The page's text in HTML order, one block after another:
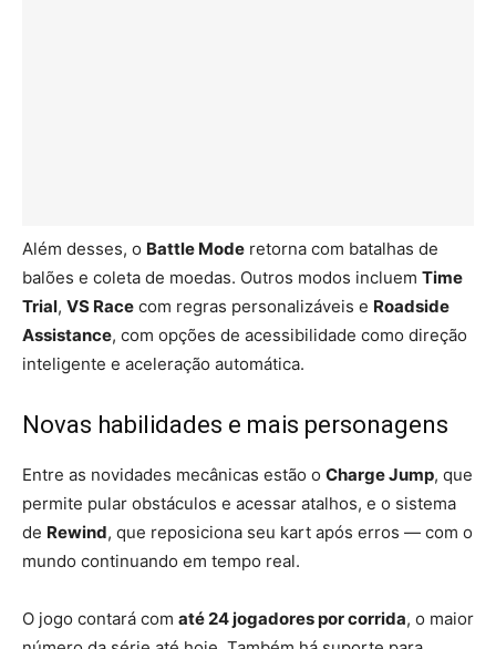
Além desses, o Battle Mode retorna com batalhas de
balões e coleta de moedas. Outros modos incluem Time
Trial, VS Race com regras personalizáveis e Roadside
Assistance, com opções de acessibilidade como direção
inteligente e aceleração automática.
Novas habilidades e mais personagens
Entre as novidades mecânicas estão o Charge Jump, que
permite pular obstáculos e acessar atalhos, e o sistema
de Rewind, que reposiciona seu kart após erros — com o
mundo continuando em tempo real.
O jogo contará com até 24 jogadores por corrida, o maior